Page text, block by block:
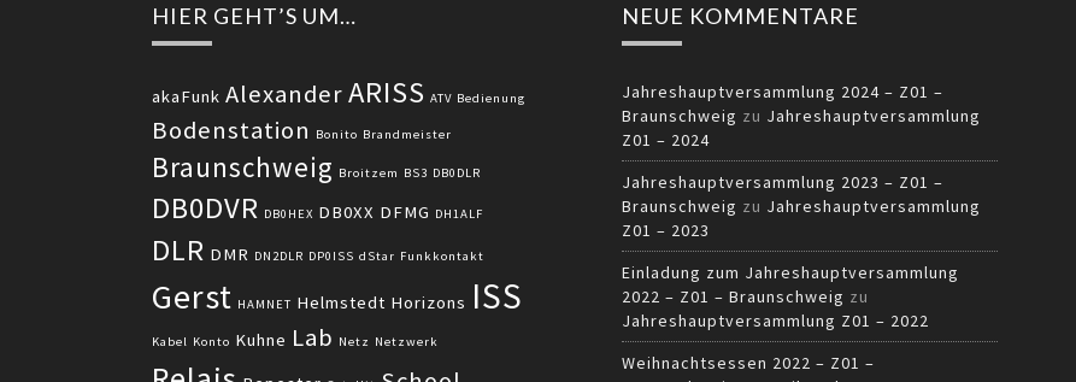
HIER GEHT’S UM…
akaFunk AlexanderARISS ATV Bedienung
Bodenstation Bonito Brandmeister
Braunschweig Broitzem BS3 DB0DLR
DB0DVR DB0HEX DB0XX DFMG DH1ALF
DLR DMR DN2DLR DP0ISS dStar Funkkontakt
Gerst HAMNET Helmstedt Horizons ISS
Kabel Konto Kuhne Lab Netz Netzwerk
NEUE KOMMENTARE
Jahreshauptversammlung 2024 – Z01 –
Braunschweig zu Jahreshauptversammlung
Z01 – 2024
Jahreshauptversammlung 2023 – Z01 –
Braunschweig zu Jahreshauptversammlung
Z01 – 2023
Einladung zum Jahreshauptversammlung
2022 – Z01 – Braunschweig zu
Jahreshauptversammlung Z01 – 2022
Weihnachtsessen 2022 – Z01 –